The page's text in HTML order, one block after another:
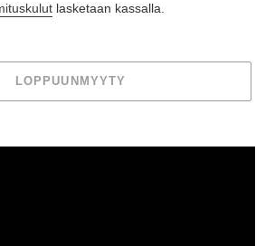
lasketaan kassalla.
LOPPUUNMYYTY